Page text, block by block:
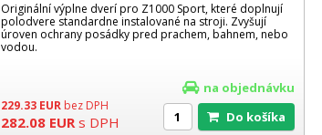
Originální výplne dverí pro Z1000 Sport, které doplnují
polodvere standardne instalované na stroji. Zvyšují
úroven ochrany posádky pred prachem, bahnem, nebo
vodou.
229.33 EUR bez DPH
282.08 EUR s DPH
na objednávku
Do košíka